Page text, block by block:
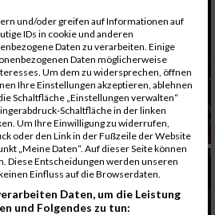
und/oder greifen auf Informationen auf
IDs in cookie und anderen
Daten zu verarbeiten. Einige
Daten möglicherweise
Um dem zu widersprechen, öffnen
Ihre Einstellungen akzeptieren, ablehnen
Schaltfläche „Einstellungen verwalten“
Schaltfläche in der linken
Um Ihre Einwilligung zu widerrufen,
oder den Link in der Fußzeile der Website
„Meine Daten“. Auf dieser Seite können
Diese Entscheidungen werden unseren
Einfluss auf die Browserdaten.
Daten, um die Leistung
und Folgendes zu tun: